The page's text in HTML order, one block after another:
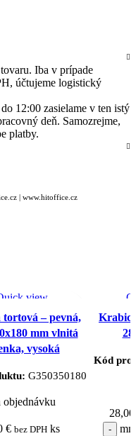
Iba v prípade
účtujeme logistický
12:00 zasielame v ten istý
deň. Samozrejme,
platby.
| www.hitoffice.cz
view
obľúbených
produktov
– pevná,
mm vlnitá
vysoká
G350350180
objednávku
€ bez DPH ks
Pridať
Kód